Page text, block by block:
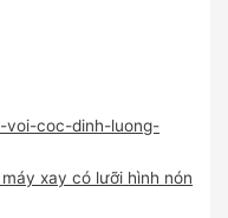
xay có lưỡi hình nón